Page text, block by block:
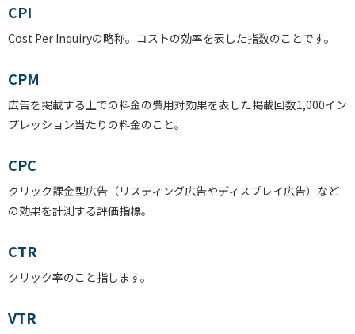
CPI
Cost Per Inquiryの略称。コストの効率を表した指数のことです。
CPM
広告を掲載する上での料金の費用対効果を表した掲載回数1,000イン
プレッション当たりの料金のこと。
CPC
クリック課金型広告（リスティング広告やディスプレイ広告）など
の効果を計測する評価指標。
CTR
クリック率のこと指します。
VTR